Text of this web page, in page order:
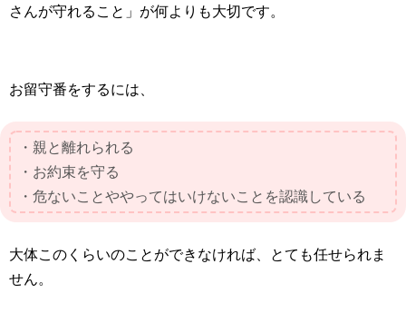
さんが守れること」が何よりも大切です。
お留守番をするには、
・親と離れられる
・お約束を守る
・危ないことややってはいけないことを認識している
大体このくらいのことができなければ、とても任せられま
せん。